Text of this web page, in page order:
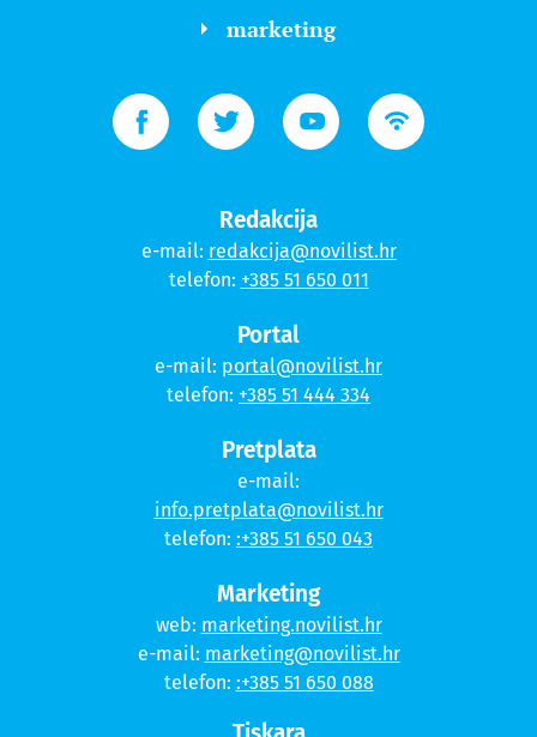
marketing
Redakcija
e-mail: redakcija@novilist.hr
telefon: +385 51 650 011
Portal
e-mail: portal@novilist.hr
telefon: +385 51 444 334
Pretplata
e-mail:
info.pretplata@novilist.hr
telefon: :+385 51 650 043
Marketing
web: marketing.novilist.hr
e-mail: marketing@novilist.hr
telefon: :+385 51 650 088